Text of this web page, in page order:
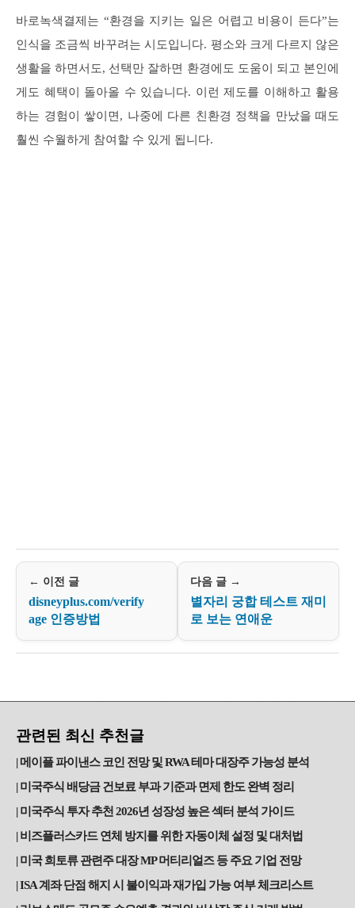
바로녹색결제는 “환경을 지키는 일은 어렵고 비용이 든다”는
인식을 조금씩 바꾸려는 시도입니다. 평소와 크게 다르지 않은
생활을 하면서도, 선택만 잘하면 환경에도 도움이 되고 본인에
게도 혜택이 돌아올 수 있습니다. 이런 제도를 이해하고 활용
하는 경험이 쌓이면, 나중에 다른 친환경 정책을 만났을 때도
훨씬 수월하게 참여할 수 있게 됩니다.
← 이전 글
disneyplus.com/verify
age 인증방법
다음 글 →
별자리 궁합 테스트 재미
로 보는 연애운
관련된 최신 추천글
메이플 파이낸스 코인 전망 및 RWA 테마 대장주 가능성 분석
미국주식 배당금 건보료 부과 기준과 면제 한도 완벽 정리
미국주식 투자 추천 2026년 성장성 높은 섹터 분석 가이드
비즈플러스카드 연체 방지를 위한 자동이체 설정 및 대처법
미국 희토류 관련주 대장 MP 머티리얼즈 등 주요 기업 전망
ISA 계좌 단점 해지 시 불이익과 재가입 가능 여부 체크리스트